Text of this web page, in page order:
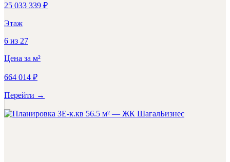
25 033 339 ₽
Этаж
6 из 27
Цена за м²
664 014 ₽
Перейти →
Бизнес